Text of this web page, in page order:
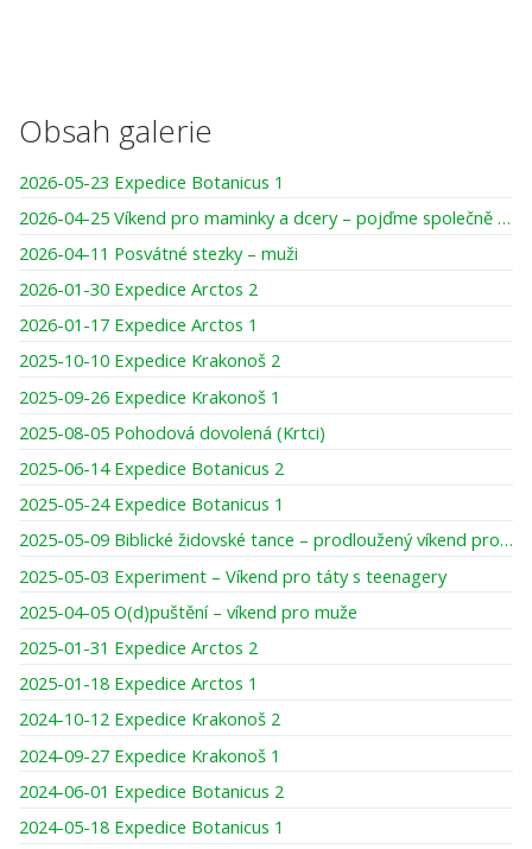
Obsah galerie
2026-05-23 Expedice Botanicus 1
2026-04-25 Víkend pro maminky a dcery – pojďme společně tvořit, smát se, darovat si čas
2026-04-11 Posvátné stezky – muži
2026-01-30 Expedice Arctos 2
2026-01-17 Expedice Arctos 1
2025-10-10 Expedice Krakonoš 2
2025-09-26 Expedice Krakonoš 1
2025-08-05 Pohodová dovolená (Krtci)
2025-06-14 Expedice Botanicus 2
2025-05-24 Expedice Botanicus 1
2025-05-09 Biblické židovské tance – prodloužený víkend pro ženy
2025-05-03 Experiment – Víkend pro táty s teenagery
2025-04-05 O(d)puštění – víkend pro muže
2025-01-31 Expedice Arctos 2
2025-01-18 Expedice Arctos 1
2024-10-12 Expedice Krakonoš 2
2024-09-27 Expedice Krakonoš 1
2024-06-01 Expedice Botanicus 2
2024-05-18 Expedice Botanicus 1